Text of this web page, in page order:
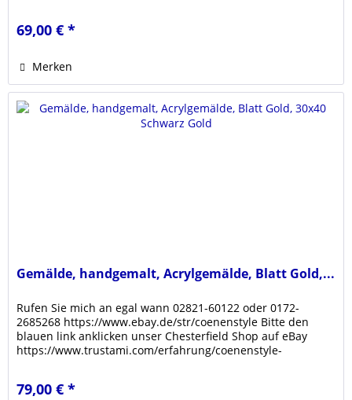
69,00 € *
Merken
Gemälde, handgemalt, Acrylgemälde, Blatt Gold,...
Rufen Sie mich an egal wann 02821-60122 oder 0172-
2685268 https://www.ebay.de/str/coenenstyle Bitte den
blauen link anklicken unser Chesterfield Shop auf eBay
https://www.trustami.com/erfahrung/coenenstyle-
79,00 € *